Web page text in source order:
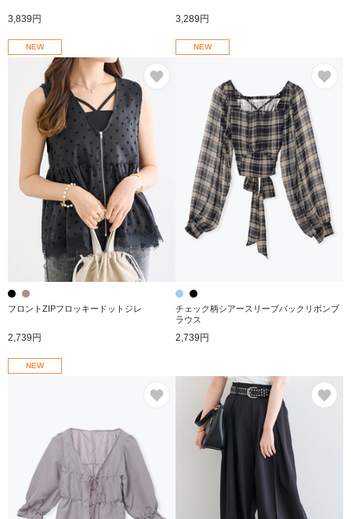
3,839円 3,289円
NEW
フロントZIPフロッキードットジレ
2,739円
NEW
チェック柄シアースリーブバックリボンブ
ラウス
2,739円
NEW
お気に入り